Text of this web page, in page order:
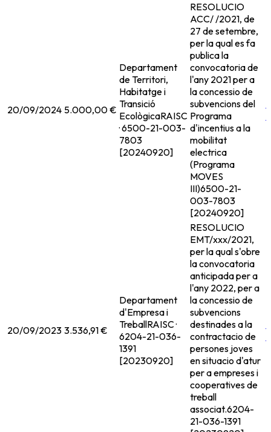
20/09/2024 5.000,00 €
Departament
de Territori,
Habitatge i
Transició
EcològicaRAISC
· 6500-21-003-
7803
[20240920]
RESOLUCIO
ACC/ /2021, de
27 de setembre,
per la qual es fa
publica la
convocatoria de
l'any 2021 per a
la concessio de
subvencions del
Programa
d'incentius a la
mobilitat
electrica
(Programa
MOVES
III)6500-21-
003-7803
[20240920]
20/09/2023 3.536,91 €
Departament
d'Empresa i
TreballRAISC ·
6204-21-036-
1391
[20230920]
RESOLUCIO
EMT/xxx/2021,
per la qual s'obre
la convocatoria
anticipada per a
l'any 2022, per a
la concessio de
subvencions
destinades a la
contractacio de
persones joves
en situacio d'atur
per a empreses i
cooperatives de
treball
associat.6204-
21-036-1391